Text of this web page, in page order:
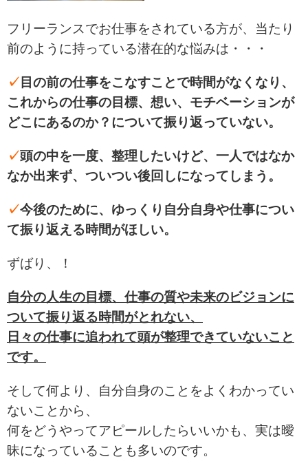
フリーランスでお仕事をされている方が、当たり
前のように持っている潜在的な悩みは・・・
✓ 目の前の仕事をこなすことで時間がなくなり、
これからの仕事の目標、想い、モチベーションが
どこにあるのか？ について振り返っていない。
✓頭の中を一度、整理したいけど、一人ではなか
なか出来ず、 ついつい後回しになってしまう。
✓今後のために、ゆっくり自分自身や仕事につい
て振り返える時間がほしい。
ずばり、！
自分の人生の目標、仕事の質や未来のビジョンに
ついて振り返る時間がとれない、
日々の仕事に追われて頭が整理できていないこと
です。
そして何より、自分自身のことをよくわかってい
ないことから、
何をどうやってアピールしたらいいかも、実は曖
昧になっていることも多いのです。